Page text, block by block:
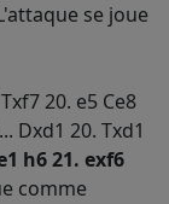
se joue
20. e5 Ce8
Dxd1 20. Txd1
h6 21. exf6
comme